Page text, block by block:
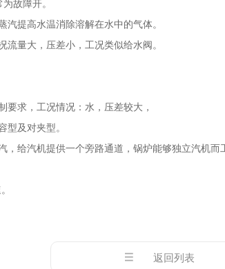
故障开。
提高水温消除溶解在水中的气体。
量大，压差小，工况类似给水阀。
求，工况情况：水，压差较大，
及对夹型。
给汽机提供一个旁路通道，锅炉能够独立汽机而
返回列表